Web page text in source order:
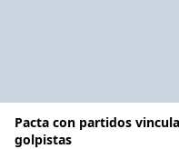
Pacta con partidos
golpistas